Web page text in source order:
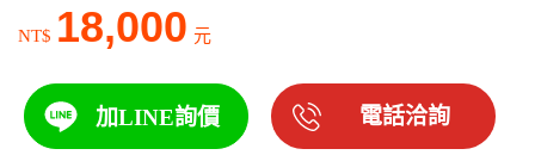
NT$ 18,000 元
加LINE詢價 電話洽詢